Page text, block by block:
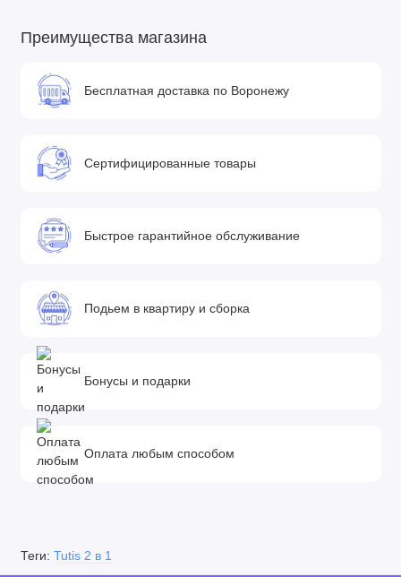
Преимущества магазина
Бесплатная доставка по Воронежу
Сертифицированные товары
Быстрое гарантийное обслуживание
Подьем в квартиру и сборка
Бонусы и подарки
Оплата любым способом
Теги: Tutis 2 в 1